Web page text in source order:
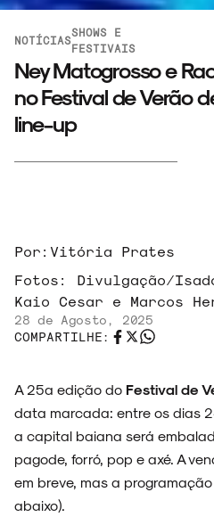
NOTÍCIAS
SHOWS E
FESTIVAIS
Ney Matogrosso e
no Festival de Verão
line-up
Por: Vitória Prates
Fotos: Divulgação/
Kaio Cesar e Marcos
28 de Agosto, 2025
COMPARTILHE:
A 25ª edição do Festival de
data marcada: entre os dias
a capital baiana será
pagode, forró, pop e axé. A
em breve, mas a
abaixo).